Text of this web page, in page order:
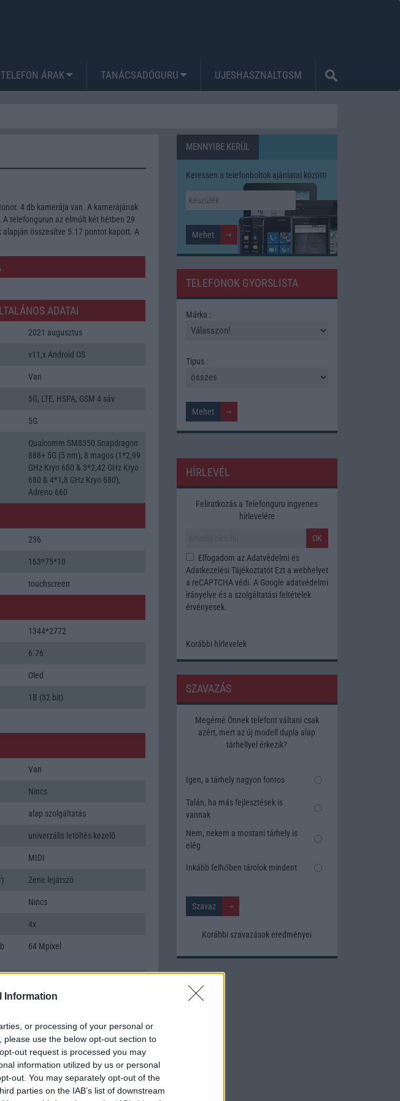
Information
or processing of your personal or
use the below opt-out section to
out request is processed you may
information utilized by us or personal
out. You may separately opt-out of the
parties on the IAB’s list of downstream
TELEFON ÁRAK TANÁCSADÓGURU UJESHASZNALTGSM
4 db kamerája van. A kamerájának
telefongurun az elmúlt két hétben 29
összesítve 5.17 pontot kapott. A
ADATAI
2021 augusztus
v11,x Android OS
Van
5G, LTE, HSPA, GSM 4 sáv
5G
Qualcomm SM8350 Snapdragon
888+ 5G (5 nm), 8 magos (1*2,99
GHz Kryo 680 & 3*2,42 GHz Kryo
680 & 4*1,8 GHz Kryo 680),
Adreno 660
236
163*75*10
touchscreen
1344*2772
6.76
Oled
1B (32 bit)
Van
Nincs
alap szolgáltatás
univerzális letöltés kezelõ
MIDI
Zene lejátszó
Nincs
4x
64 Mpixel
dinamikus
12 GB
Nincs
MENNYIBE KERÜL
Keressen a telefonboltok ajánlatai között!
TELEFONOK GYORSLISTA
Márka :
Tipus :
HÍRLEVÉL
Feliratkozás a Telefonguru ingyenes
hírlevelére
OK
Elfogadom az Adatvédelmi és
Adatkezelési TájékoztatótEzt a webhelyet
a reCAPTCHA védi. A Google adatvédelmi
irányelve és a szolgáltatási feltételek
érvényesek.
Korábbi hírlevelek
SZAVAZÁS
Megérné Önnek telefont váltani csak
azért, mert az új modell dupla alap
tárhellyel érkezik?
Igen, a tárhely nagyon fontos
Talán, ha más fejlesztések is
vannak
Nem, nekem a mostani tárhely is
elég
Inkább felhőben tárolok mindent
Korábbi szavazások eredményei